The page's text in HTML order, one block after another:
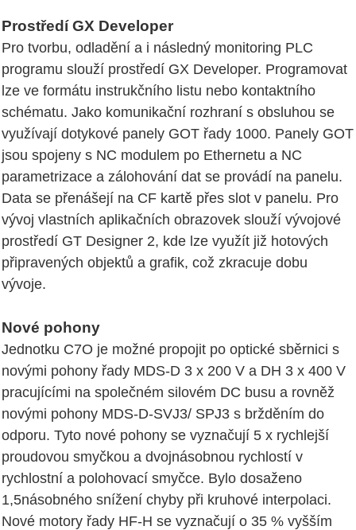
Prostředí GX Developer
Pro tvorbu, odladění a i následný monitoring PLC
programu slouží prostředí GX Developer. Programovat
lze ve formátu instrukčního listu nebo kontaktního
schématu. Jako komunikační rozhraní s obsluhou se
využívají dotykové panely GOT řady 1000. Panely GOT
jsou spojeny s NC modulem po Ethernetu a NC
parametrizace a zálohování dat se provádí na panelu.
Data se přenášejí na CF kartě přes slot v panelu. Pro
vývoj vlastních aplikačních obrazovek slouží vývojové
prostředí GT Designer 2, kde lze využít již hotových
připravených objektů a grafik, což zkracuje dobu
vývoje.
Nové pohony
Jednotku C7O je možné propojit po optické sběrnici s
novými pohony řady MDS-D 3 x 200 V a DH 3 x 400 V
pracujícími na společném silovém DC busu a rovněž
novými pohony MDS-D-SVJ3/ SPJ3 s bržděním do
odporu. Tyto nové pohony se vyznačují 5 x rychlejší
proudovou smyčkou a dvojnásobnou rychlostí v
rychlostní a polohovací smyčce. Bylo dosaženo
1,5násobného snížení chyby při kruhové interpolaci.
Nové motory řady HF-H se vyznačují o 35 % vyšším